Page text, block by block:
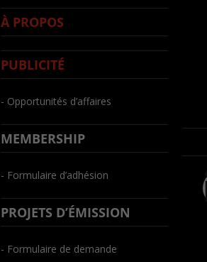
À PROPOS
PUBLICITÉ
- Opportunités d’affaires
MEMBERSHIP
- Formulaire d’adhésion
PROJETS D’ÉMISSION
- Formulaire de demande